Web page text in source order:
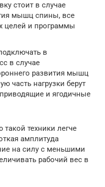
стоит в случае
мышц спины, все
целей и программы
в
в случае
развития мышц
часть нагрузки берут
и ягодичные
техники легче
амплитуда
на силу с меньшими
рабочий вес в